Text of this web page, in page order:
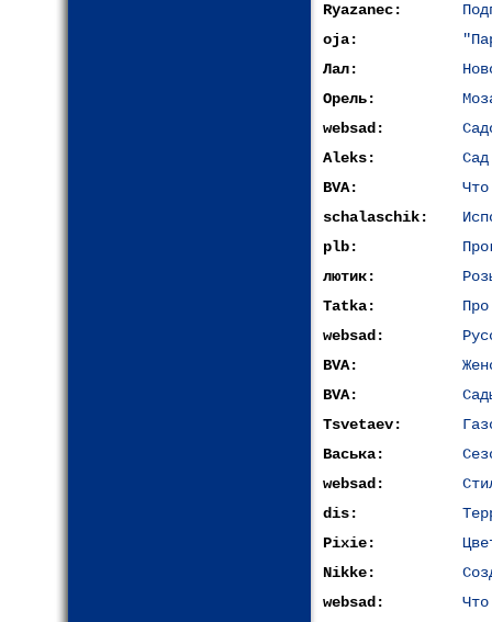
Ryazanec:
oja:
Лал:
Орель:
websad:
Aleks:
BVA:
schalaschik:
plb:
лютик:
Tatka:
websad:
BVA:
BVA:
Tsvetaev:
Васька:
websad:
dis:
Pixie:
Nikke:
websad: